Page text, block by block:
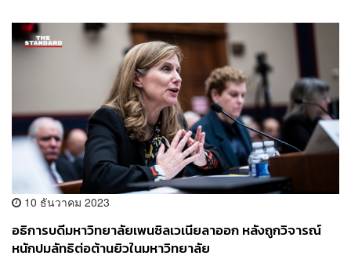
10 ธันวาคม 2023
อธิการบดีมหาวิทยาลัยเพนซิลเวเนียลาออก หลังถูกวิจารณ์
หนักปมลัทธิต่อต้านยิวในมหาวิทยาลัย